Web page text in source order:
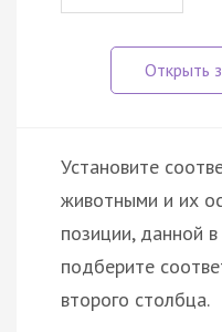
Установите
животными и их
позиции, данной
подберите
второго столбца.